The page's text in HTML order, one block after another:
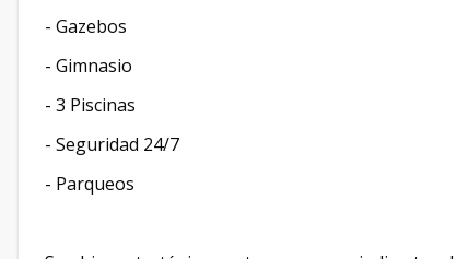
- Gazebos
- Gimnasio
- 3 Piscinas
- Seguridad 24/7
- Parqueos